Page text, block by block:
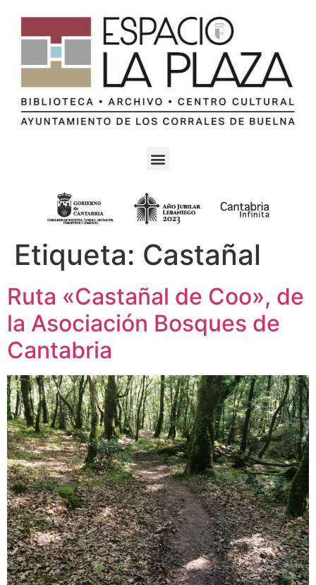
Etiqueta: Castañal
Ruta «Castañal de Coo», de
la Asociación Bosques de
Cantabria